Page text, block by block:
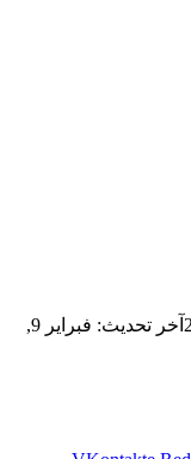
آخر تحديث: فبراير 9,